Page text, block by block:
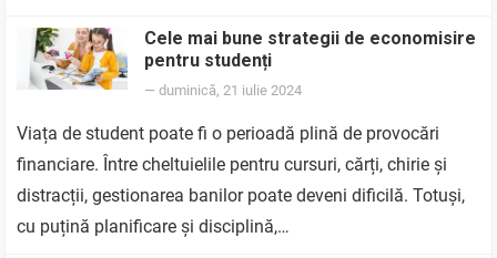
Cele mai bune strategii de economisire
pentru studenți
—duminică, 21 iulie 2024
Viața de student poate fi o perioadă plină de provocări
financiare. Între cheltuielile pentru cursuri, cărți, chirie și
distracții, gestionarea banilor poate deveni dificilă. Totuși,
cu puțină planificare și disciplină,…